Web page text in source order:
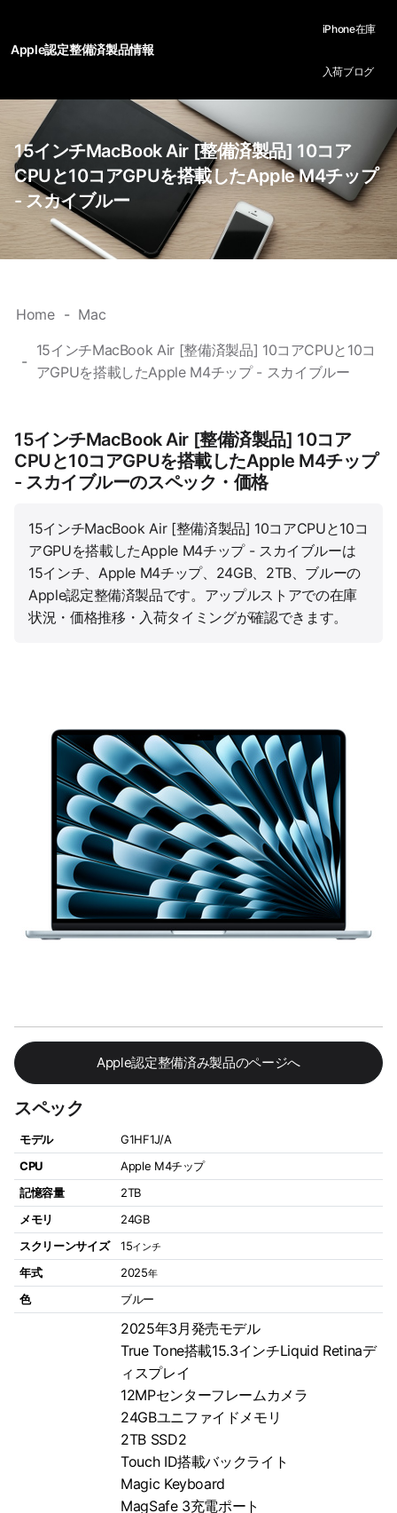
Apple認定整備済製品情報
iPhone在庫
入荷ブログ
15インチMacBook Air [整備済製品] 10コア
CPUと10コアGPUを搭載したApple M4チップ
- スカイブルー
Home Mac
15インチMacBook Air [整備済製品] 10コアCPUと10コ
アGPUを搭載したApple M4チップ - スカイブルー
15インチMacBook Air [整備済製品] 10コア
CPUと10コアGPUを搭載したApple M4チップ
- スカイブルーのスペック・価格
15インチMacBook Air [整備済製品] 10コアCPUと10コ
アGPUを搭載したApple M4チップ - スカイブルーは
15インチ、Apple M4チップ、24GB、2TB、ブルーの
Apple認定整備済製品です。アップルストアでの在庫
状況・価格推移・入荷タイミングが確認できます。
Apple認定整備済み製品のページへ
スペック
モデル
G1HF1J/A
CPU
Apple M4チップ
記憶容量
2TB
メモリ
24GB
スクリーンサイズ
15インチ
年式 2025年
色 ブルー
2025年3月発売モデル
True Tone搭載15.3インチLiquid Retinaデ
ィスプレイ
12MPセンターフレームカメラ
24GBユニファイドメモリ
2TB SSD2
Touch ID搭載バックライト
Magic Keyboard
MagSafe 3充電ポート